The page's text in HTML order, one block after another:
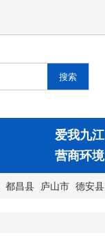
爱我九江
营商环境
都昌县 庐山市 德安县